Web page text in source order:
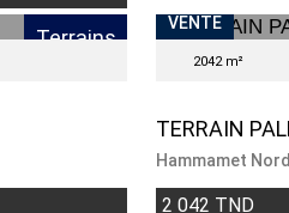
Terrains
VENDU
VENTE
2042 m²
TERRAIN
Hammamet Nord
2 042 TND